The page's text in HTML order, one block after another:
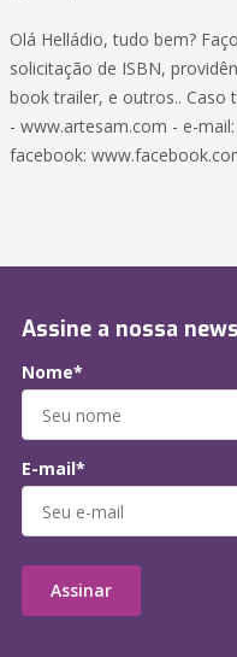
Olá Helládio, tudo bem?
solicitação de ISBN,
book trailer, e outros.. Caso
- www.artesam.com - e-mail:
facebook:
Assine a nossa
Nome*
E-mail*
Assinar